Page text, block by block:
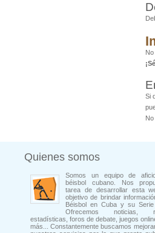
Si
Quienes somos
Somos un equipo de
béisbol cubano. Nos
tarea de desarrollar esta
objetivo de brindar
Béisbol en Cuba y su Serie
Ofrecemos noticias,
estadísticas, foros de debate, juegos
más... Constantemente buscamos